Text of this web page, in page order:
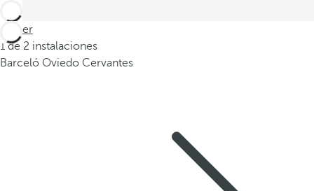
Volver
1 de 2 instalaciones
Barceló Oviedo Cervantes